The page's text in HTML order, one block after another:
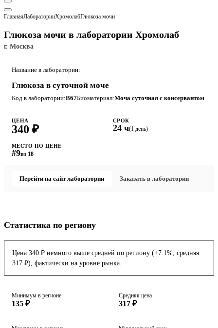
ГлавнаяЛабораторииХромолабГлюкоза мочи
Глюкоза мочи в лаборатории Хромолаб
г. Москва
Название в лаборатории:
Глюкоза в суточной моче
Код в лаборатории:B67Биоматериал:Моча суточная с консервантом
ЦЕНА
340 ₽
СРОК
24 ч(1 день)
МЕСТО ПО ЦЕНЕ
#9из 18
Перейти на сайт лаборатории Заказать в лаборатории
Статистика по региону
Цена 340 ₽ немного выше средней по региону (+7.1%, средняя
317 ₽), фактически на уровне рынка.
Минимум в регионе
135 ₽
Средняя цена
317 ₽